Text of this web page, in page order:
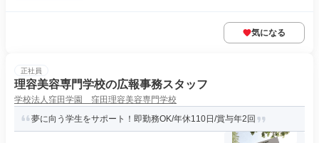
気になる
正社員
理容美容専門学校の広報事務スタッフ
学校法人窪田学園 窪田理容美容専門学校
夢に向う学生をサポート！即勤務OK/年休110日/賞与年2回